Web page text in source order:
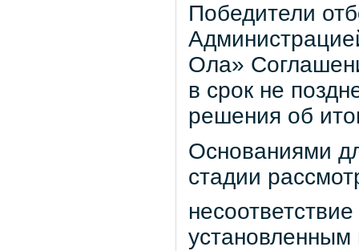
Победители
Ола»
в срок не
решения об
Основаниями
стадии
установленным